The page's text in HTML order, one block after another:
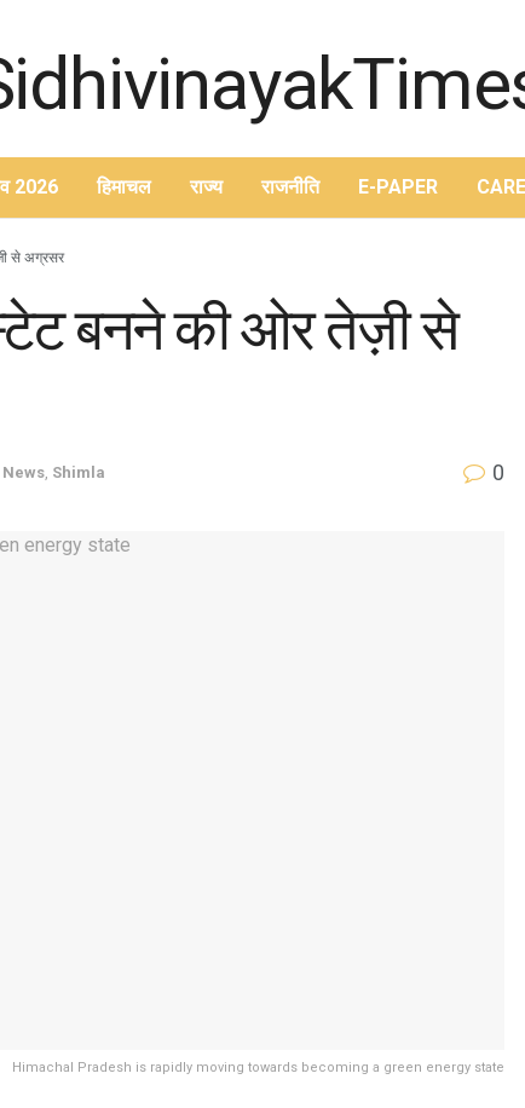
2026 हिमाचल राज्य राजनीति E-PAPER
से अग्रसर
बनने की ओर तेज़ी से
News, Shimla 0
Himachal Pradesh is rapidly moving towards becoming a green energy state